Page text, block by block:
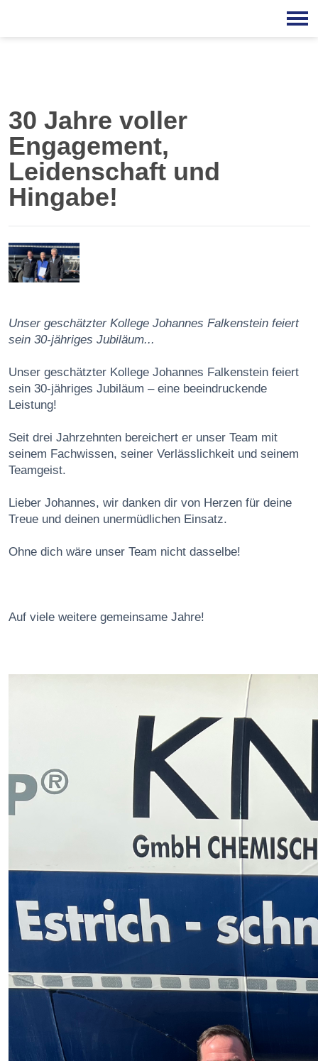
30 Jahre voller
Engagement,
Leidenschaft und
Hingabe!
Unser geschätzter Kollege Johannes Falkenstein feiert
sein 30-jähriges Jubiläum...
Unser geschätzter Kollege Johannes Falkenstein feiert
sein 30-jähriges Jubiläum – eine beeindruckende
Leistung!
Seit drei Jahrzehnten bereichert er unser Team mit
seinem Fachwissen, seiner Verlässlichkeit und seinem
Teamgeist.
Lieber Johannes, wir danken dir von Herzen für deine
Treue und deinen unermüdlichen Einsatz.
Ohne dich wäre unser Team nicht dasselbe!
Auf viele weitere gemeinsame Jahre!